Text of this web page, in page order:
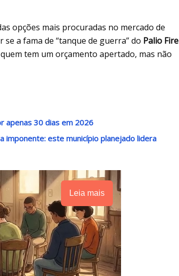
opções mais procuradas no mercado de
a fama de “tanque de guerra” do Palio Fire
tem um orçamento apertado, mas não
apenas 30 dias em 2026
imponente: este município planejado lidera
Leia mais